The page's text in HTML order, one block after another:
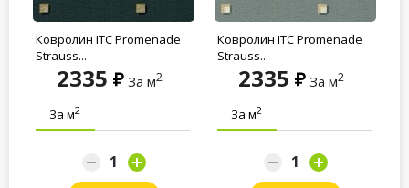
Ковролин ITC Promenade
Strauss...
2335 За м2
За м2
Ковролин ITC Promenade
Strauss...
2335 За м2
За м2